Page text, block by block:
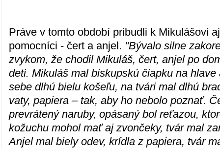
Práve v tomto období pribudli k Mikulášovi
pomocníci - čert a anjel. "Bývalo silne
zvykom, že chodil Mikuláš, čert, anjel po
deti. Mikuláš mal biskupskú čiapku na
sebe dlhú bielu košeľu, na tvári mal dlhú
vaty, papiera – tak, aby ho nebolo poznať.
prevrátený naruby, opásaný bol reťazou,
kožuchu mohol mať aj zvončeky, tvár mal
Anjel mal biely odev, krídla z papiera, tvár